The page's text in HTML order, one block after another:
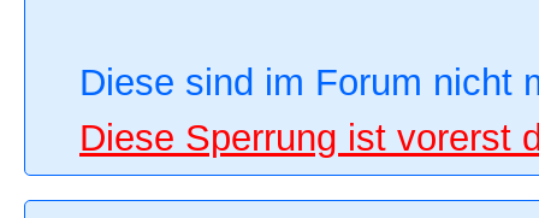
Diese sind im Forum nicht
Diese Sperrung ist vorerst